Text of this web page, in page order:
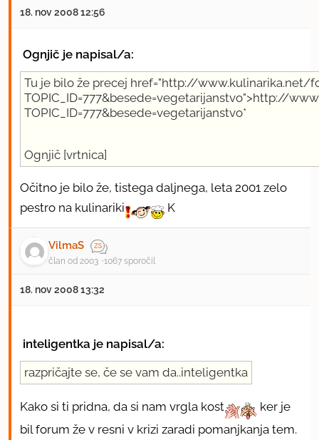
18. nov 2008 12:56
Ognjič je napisal/a:
Tu je bilo že precej href="http://www.kulinarika.net/
TOPIC_ID=777&besede=vegetarijanstvo">http://
TOPIC_ID=777&besede=vegetarijanstvo*
Ognjič [vrtnica]
Očitno je bilo že, tistega daljnega, leta 2001 zelo
pestro na kulinariki
K
VilmaS
član od 2003 1067 sporočil
18. nov 2008 13:32
inteligentka je napisal/a:
razpričajte se, če se vam da..inteligentka
Kako si ti pridna, da si nam vrgla kost
ker je
bil forum že v resni v krizi zaradi pomanjkanja tem.